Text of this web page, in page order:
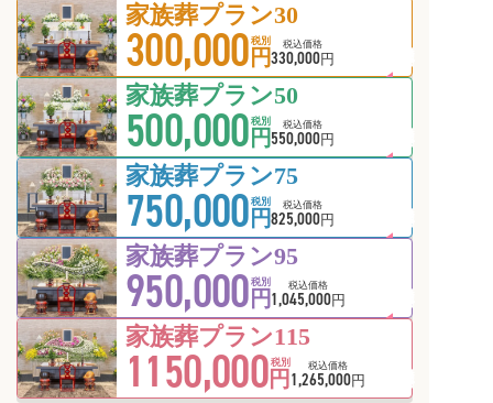
家族葬プラン30
税別
300,000円 税込価格
330,000円
家族葬プラン50
税別
500,000円 税込価格
550,000円
家族葬プラン75
税別
750,000円 税込価格
825,000円
家族葬プラン95
税別
950,000円 税込価格
1,045,000円
家族葬プラン115
税別
1150,000円 税込価格
1,265,000円